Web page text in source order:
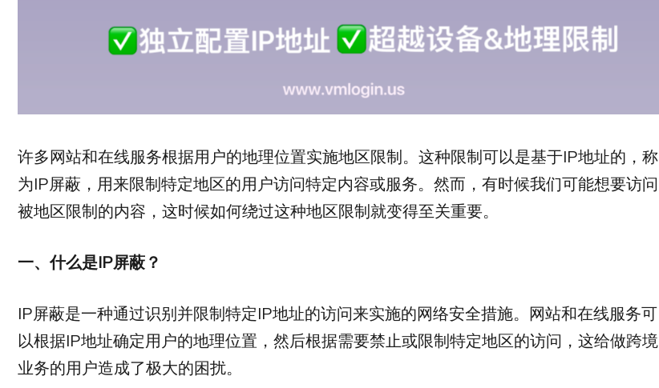
许多网站和在线服务根据用户的地理位置实施地区限制。这种限制可以是基于IP地址的，称
为IP屏蔽，用来限制特定地区的用户访问特定内容或服务。然而，有时候我们可能想要访问
被地区限制的内容，这时候如何绕过这种地区限制就变得至关重要。
一、什么是IP屏蔽？
IP屏蔽是一种通过识别并限制特定IP地址的访问来实施的网络安全措施。网站和在线服务可
以根据IP地址确定用户的地理位置，然后根据需要禁止或限制特定地区的访问，这给做跨境
业务的用户造成了极大的困扰。